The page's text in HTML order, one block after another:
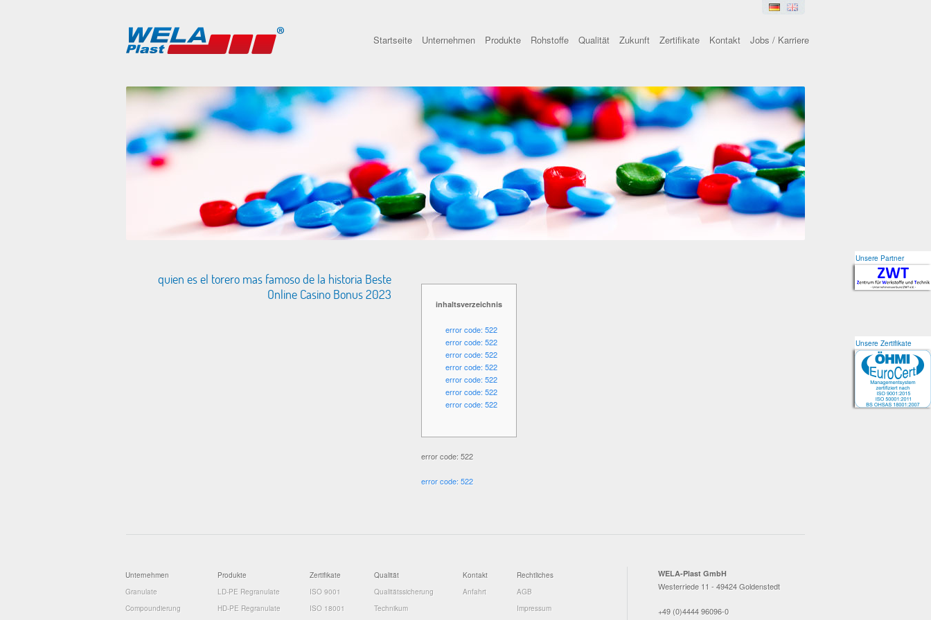
Startseite Unternehmen Produkte Rohstoffe Qualität Zukunft Zertifikate Kontakt Jobs / Karriere
quien es el torero mas famoso de la historia Beste
Online Casino Bonus 2023
inhaltsverzeichnis
error code: 522
error code: 522
error code: 522
error code: 522
error code: 522
error code: 522
error code: 522
error code: 522
error code: 522
Unsere Partner
Unsere Zertifikate
Unsere Partner
Unsere Zertifikate
Unternehmen
Granulate
Compoundierung
Produkte
LD-PE Regranulate
HD-PE Regranulate
Zertifikate
ISO 9001
ISO 18001
Qualität
Qualitätssicherung
Technikum
Kontakt
Anfahrt
Rechtliches
AGB
Impressum
WELA-Plast GmbH
Westerriede 11 - 49424 Goldenstedt
+49 (0)4444 96096-0